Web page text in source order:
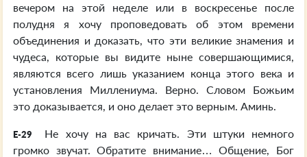
вечером на этой неделе или в воскресенье после
полудня я хочу проповедовать об этом времени
объединения и доказать, что эти великие знамения и
чудеса, которые вы видите ныне совершающимися,
являются всего лишь указанием конца этого века и
установления Миллениума. Верно. Словом Божьим
это доказывается, и оно делает это верным. Аминь.
E-29
Не хочу на вас кричать. Эти штуки немного
громко звучат. Обратите внимание… Общение, Бог